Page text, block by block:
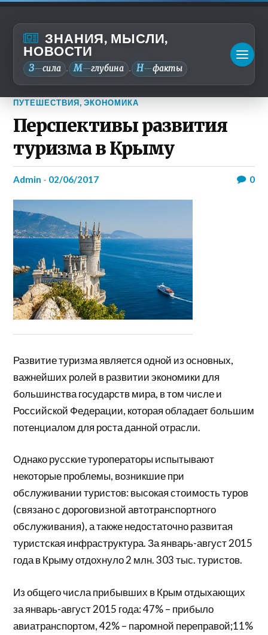
ЗНАНИЯ, МЫСЛИ,
НОВОСТИ
З—сила . М—глубина . Н—факты
ПУТЕШЕСТВИЯ,ЭКОНОМИКА
Перспективы развития
туризма в Крыму
admin - 02/06/2017 0
Развитие туризма является одной из основных,
важнейших ролей в развитии экономики для
большинства государств мира, в том числе и
Российской Федерации, которая обладает большим
потенциалом для роста данной отрасли.
Однако русские туроператоры испытывают
некоторые проблемы, возникшие при
обслуживании туристов: высокая стоимость туров
(связано с дороговизной автотранспортного
обслуживания), а также недостаточно развитая
туристская инфраструктура. За январь-август 2015
года в Крыму отдохнуло 2 млн. 303 тыс. туристов.
Из общего числа прибывших в Крым отдыхающих
за январь-август 2015 года: 47% – прибыло
авиатранспортом, 42% – паромной переправой;11%